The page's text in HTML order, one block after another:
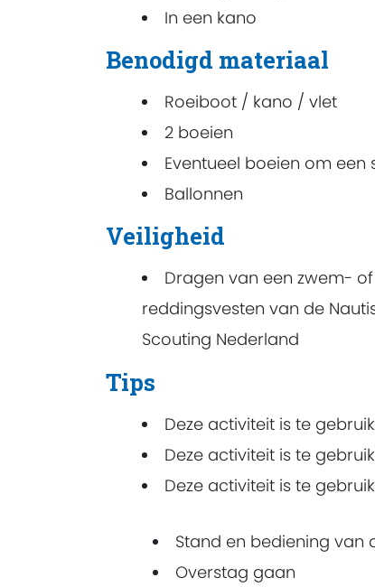
In een kano
Benodigd materiaal
Roeiboot / kano / vlet
2 boeien
Eventueel boeien om
Ballonnen
Veiligheid
Dragen van een zwem-
reddingsvesten van de
Scouting Nederland
Tips
Deze activiteit is te
Deze activiteit is te
Deze activiteit is te
Stand en bediening van
Overstag gaan